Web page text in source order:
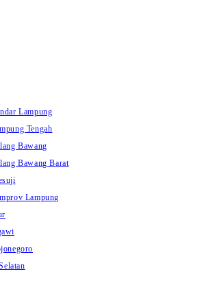
Lampung
Tengah
Bawang
Bawang Barat
Lampung